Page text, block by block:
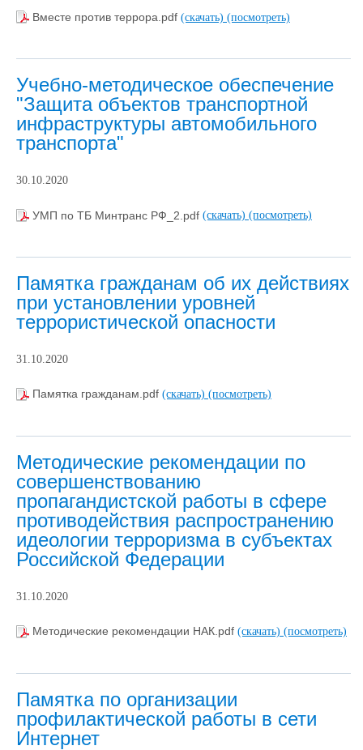
Вместе против террора.pdf (скачать) (посмотреть)
Учебно-методическое обеспечение
"Защита объектов транспортной
инфраструктуры автомобильного
транспорта"
30.10.2020
УМП по ТБ Минтранс РФ_2.pdf (скачать) (посмотреть)
Памятка гражданам об их действиях
при установлении уровней
террористической опасности
31.10.2020
Памятка гражданам.pdf (скачать) (посмотреть)
Методические рекомендации по
совершенствованию
пропагандистской работы в сфере
противодействия распространению
идеологии терроризма в субъектах
Российской Федерации
31.10.2020
Методические рекомендации НАК.pdf (скачать) (посмотреть)
Памятка по организации
профилактической работы в сети
Интернет